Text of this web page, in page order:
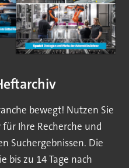
bewegt! Nutzen Sie
Ihre Recherche und
Suchergebnissen. Die
bis zu 14 Tage nach